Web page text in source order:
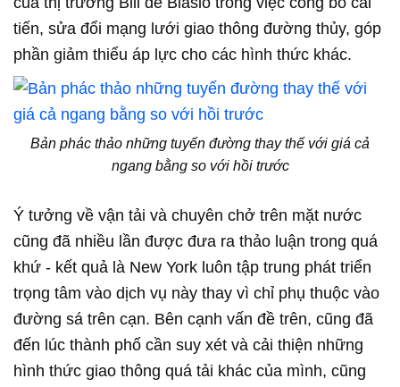
tiến, sửa đổi mạng lưới giao thông đường thủy, góp
phần giảm thiểu áp lực cho các hình thức khác.
Bản phác thảo những tuyến đường thay thế với giá cả
ngang bằng so với hồi trước
Ý tưởng về vận tải và chuyên chở trên mặt nước
cũng đã nhiều lần được đưa ra thảo luận trong quá
khứ - kết quả là New York luôn tập trung phát triển
trọng tâm vào dịch vụ này thay vì chỉ phụ thuộc vào
đường sá trên cạn. Bên cạnh vấn đề trên, cũng đã
đến lúc thành phố cần suy xét và cải thiện những
hình thức giao thông quá tải khác của mình, cũng